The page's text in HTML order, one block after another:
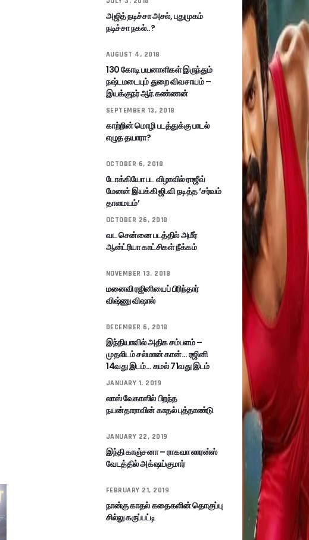
அஜித் நடிச்சா அசல், புதுமுகம்
நடிச்சா நகல்..?
AUGUST 4, 2018
130 கோடி பயனாளிகள் இருந்தும்
நஷ்டமடையும் துறை விவசாயம் –
இயக்குநர் ஆர்.கண்ணன்
SEPTEMBER 13, 2018
காற்றின் மொழி படத்துக்கு பாடல்
எழுத தயாரா?
OCTOBER 6, 2018
டோக்கியோ பட விழாவில் ராஜீவ்
மேனன் இயக்கி ஜி.வி நடித்த ‘சர்வம்
தாளமயம்’
OCTOBER 26, 2018
வட சென்னை படத்தில் அமீர்
ஆன்ட்ரியா காட்சிகள் நீக்கம்
NOVEMBER 13, 2018
மனைவி ரஜினியைப் பிரிந்தார்
விஷ்ணு விஷால்
DECEMBER 6, 2018
இந்தியாவில் அதிக சம்பளம் –
முதலிடம் சல்மான் கான்… ரஜினி
14வது இடம்… கமல் 71வது இடம்
JANUARY 1, 2019
லாஸ் வேகாஸில் பிறந்த
நயன்தாராவின் காதல் புத்தாண்டு
JANUARY 22, 2019
இந்தி காஞ்சனா – ராகவா லாரன்ஸ்
வேடத்தில் அக்‌ஷய்குமார்
FEBRUARY 21, 2019
நான்கு காதல் கதைகளின் தொகுப்பு
சில்லு கருப்பட்டி